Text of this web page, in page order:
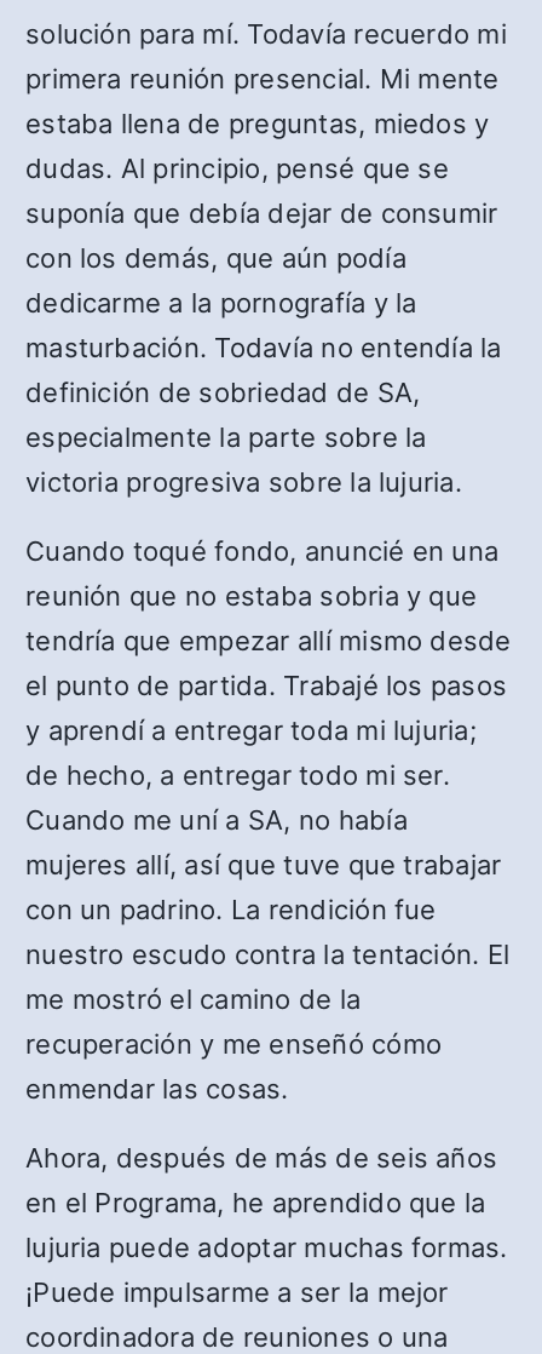
solución para mí. Todavía recuerdo mi
primera reunión presencial. Mi mente
estaba llena de preguntas, miedos y
dudas. Al principio, pensé que se
suponía que debía dejar de consumir
con los demás, que aún podía
dedicarme a la pornografía y la
masturbación. Todavía no entendía la
definición de sobriedad de SA,
especialmente la parte sobre la
victoria progresiva sobre la lujuria.
Cuando toqué fondo, anuncié en una
reunión que no estaba sobria y que
tendría que empezar allí mismo desde
el punto de partida. Trabajé los pasos
y aprendí a entregar toda mi lujuria;
de hecho, a entregar todo mi ser.
Cuando me uní a SA, no había
mujeres allí, así que tuve que trabajar
con un padrino. La rendición fue
nuestro escudo contra la tentación. El
me mostró el camino de la
recuperación y me enseñó cómo
enmendar las cosas.
Ahora, después de más de seis años
en el Programa, he aprendido que la
lujuria puede adoptar muchas formas.
¡Puede impulsarme a ser la mejor
coordinadora de reuniones o una